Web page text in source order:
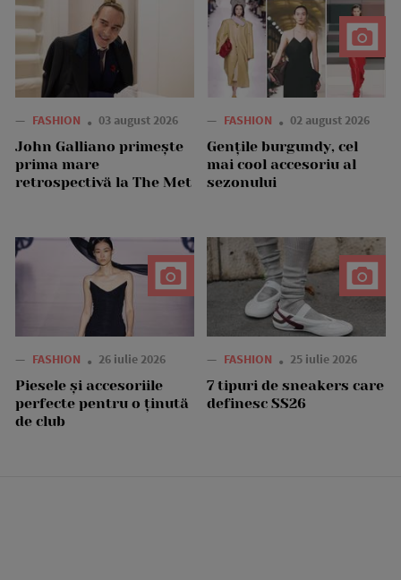
— FASHION 03 august 2026
John Galliano primește
prima mare
retrospectivă la The Met
— FASHION 02 august 2026
Gențile burgundy, cel
mai cool accesoriu al
sezonului
— FASHION 26 iulie 2026
Piesele și accesoriile
perfecte pentru o ținută
de club
— FASHION 25 iulie 2026
7 tipuri de sneakers care
definesc SS26